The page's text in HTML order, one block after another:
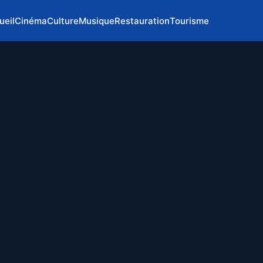
CinémaCultureMusiqueRestaurationTourisme